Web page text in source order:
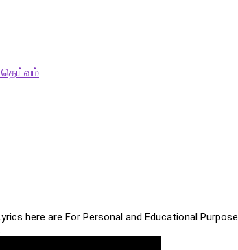
தெய்வம்
here are For Personal and Educational Purpose